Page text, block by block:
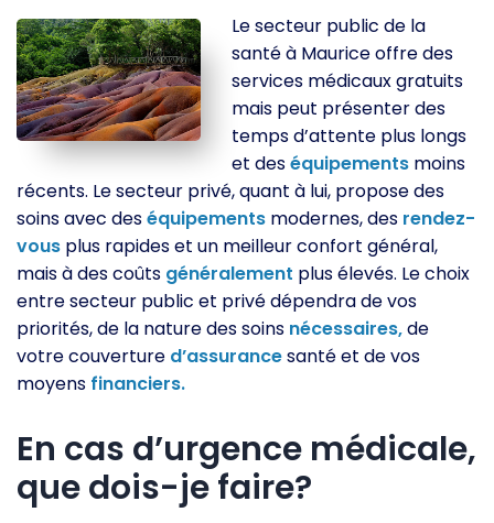
Le secteur public de la
santé à Maurice offre des
services médicaux gratuits
mais peut présenter des
temps d’attente plus longs
et deséquipements moins
récents. Le secteur privé, quant à lui, propose des
soins avec deséquipements modernes, des rendez-
vous plus rapides et un meilleur confort général,
mais à des coûts généralement plus élevés. Le choix
entre secteur public et privé dépendra de vos
priorités, de la nature des soins nécessaires,de
votre couverture d’assurancesanté et de vos
moyens financiers.
En cas d’urgence médicale,
que dois-je faire?